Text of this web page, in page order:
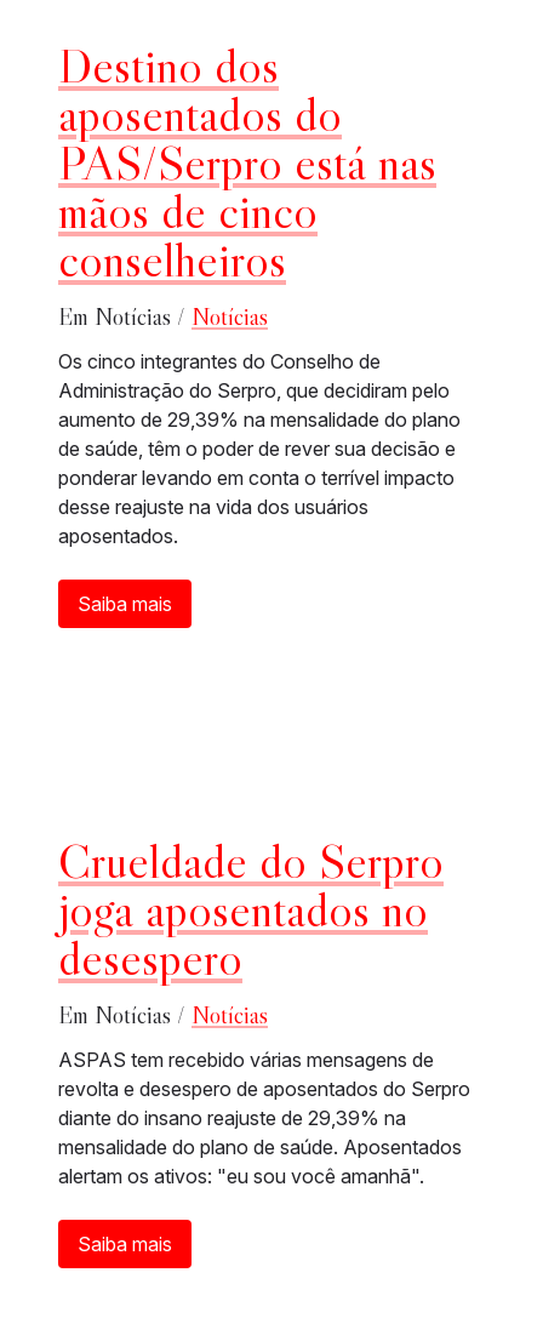
Destino dos
aposentados do
PAS/Serpro está nas
mãos de cinco
conselheiros
Em Notícias / Notícias
Os cinco integrantes do Conselho de
Administração do Serpro, que decidiram pelo
aumento de 29,39% na mensalidade do plano
de saúde, têm o poder de rever sua decisão e
ponderar levando em conta o terrível impacto
desse reajuste na vida dos usuários
aposentados.
Saiba mais
Crueldade do Serpro
joga aposentados no
desespero
Em Notícias / Notícias
ASPAS tem recebido várias mensagens de
revolta e desespero de aposentados do Serpro
diante do insano reajuste de 29,39% na
mensalidade do plano de saúde. Aposentados
alertam os ativos: "eu sou você amanhã".
Saiba mais